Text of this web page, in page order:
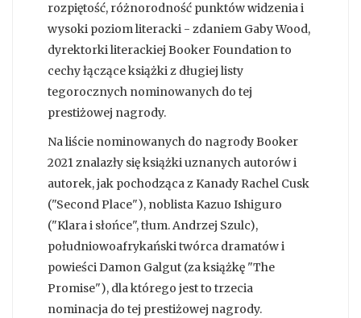
rozpiętość, różnorodność punktów widzenia i
wysoki poziom literacki - zdaniem Gaby Wood,
dyrektorki literackiej Booker Foundation to
cechy łączące książki z długiej listy
tegorocznych nominowanych do tej
prestiżowej nagrody.
Na liście nominowanych do nagrody Booker
2021 znalazły się książki uznanych autorów i
autorek, jak pochodząca z Kanady Rachel Cusk
("Second Place"), noblista Kazuo Ishiguro
("Klara i słońce", tłum. Andrzej Szulc),
południowoafrykański twórca dramatów i
powieści Damon Galgut (za książkę "The
Promise"), dla którego jest to trzecia
nominacja do tej prestiżowej nagrody.